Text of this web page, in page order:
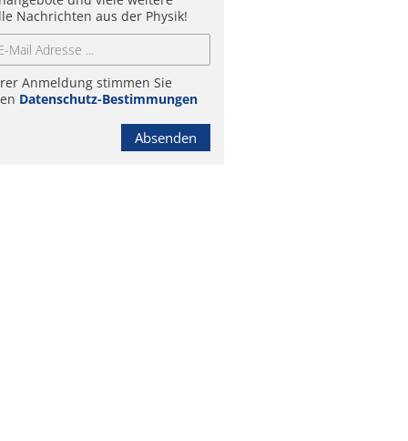
Nachrichten aus der Physik!
Anmeldung stimmen Sie
Datenschutz-Bestimmungen
Absenden